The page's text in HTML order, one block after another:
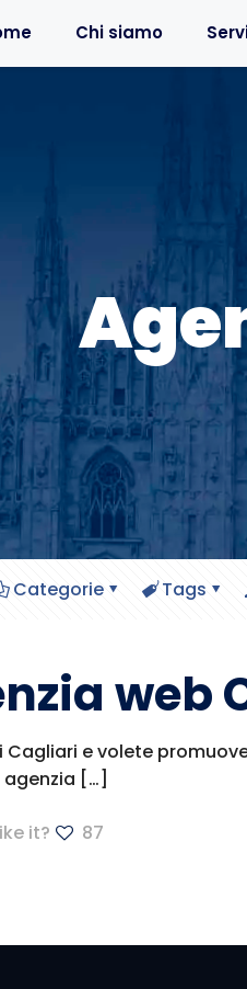
Chi siamo
Categorie Tags
web
Cagliari e volete
[…]
it? 87